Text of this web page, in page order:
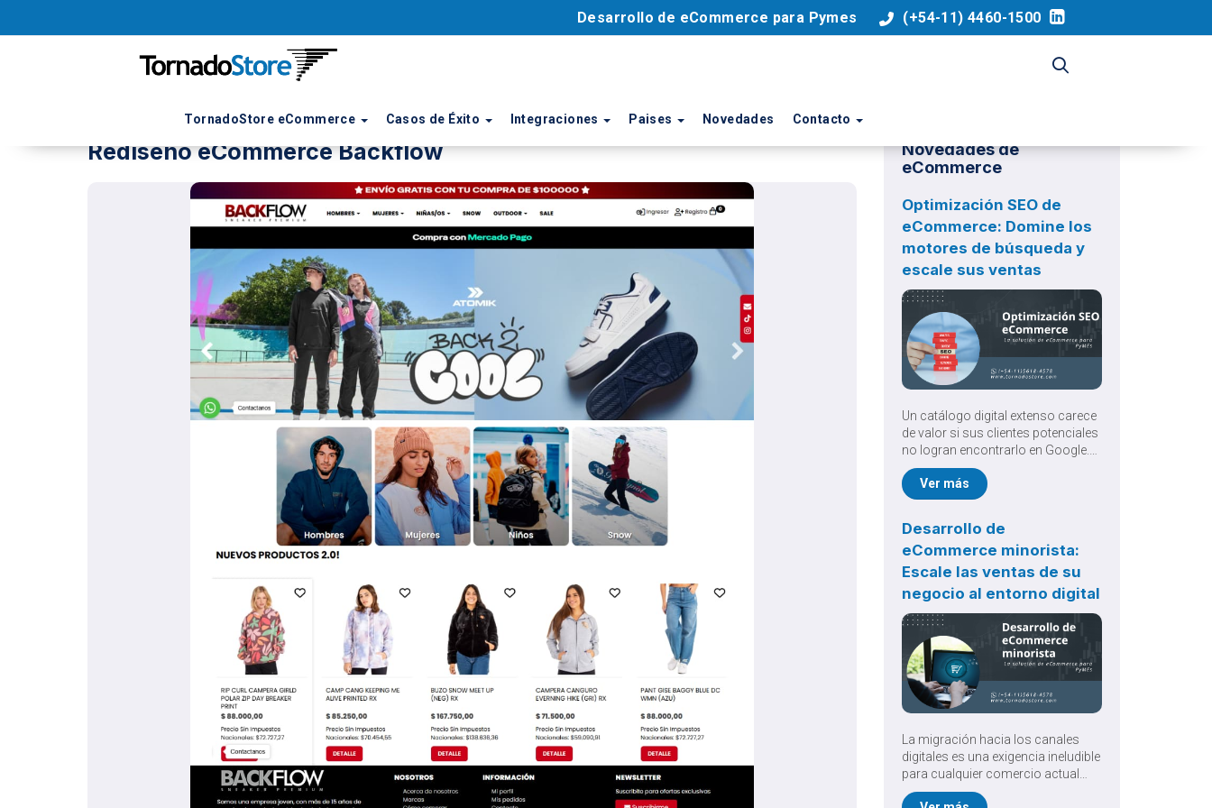
Desarrollo de eCommerce para Pymes (+54-11) 4460-1500
TornadoStore eCommerce Casos de Éxito Integraciones Paises Novedades Contacto
Rediseño eCommerce Backflow
Novedades de
eCommerce
Optimización SEO de
eCommerce: Domine los
motores de búsqueda y
escale sus ventas
Un catálogo digital extenso carece
de valor si sus clientes potenciales
no logran encontrarlo en Google.
Implementar una rigurosa
Optimización SEO de eCommerce
es el pilar fundamental para
cualificado, reducir la drástica
dependencia publicitaria y
garantizar un crecimiento
comercial verdaderamente
sostenible a largo plazo.
Ver más
Desarrollo de
eCommerce minorista:
Escale las ventas de su
negocio al entorno digital
La migración hacia los canales
digitales es una exigencia ineludible
para cualquier comercio actual
que busque sobrevivir y crecer.